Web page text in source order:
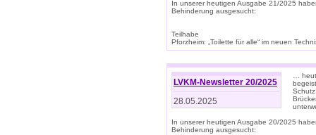
In unserer heutigen Ausgabe 21/2025
Behinderung ausgesucht:
Teilhabe
Pforzheim: „Toilette für alle“ im neuen
LVKM-Newsletter 20/2025
28.05.2025
…
In unserer heutigen Ausgabe 20/2025
Behinderung ausgesucht: